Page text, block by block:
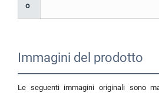
o
Immagini del prodotto
Le seguenti immagini originali sono